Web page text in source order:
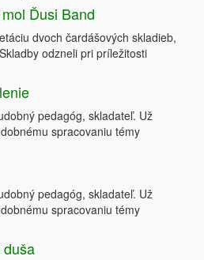
Ďusi Band
dvoch čardášových skladieb,
odzneli pri príležitosti
pedagóg, skladateľ. Už
spracovaniu témy
pedagóg, skladateľ. Už
spracovaniu témy